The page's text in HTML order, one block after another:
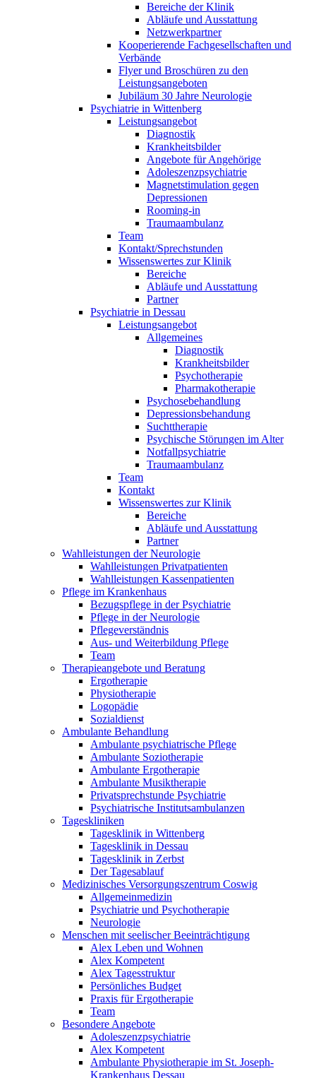
Bereiche der Klinik
Abläufe und Ausstattung
Netzwerkpartner
Kooperierende Fachgesellschaften und
Verbände
Flyer und Broschüren zu den
Leistungsangeboten
Jubiläum 30 Jahre Neurologie
Psychiatrie in Wittenberg
Leistungsangebot
Diagnostik
Krankheitsbilder
Angebote für Angehörige
Adoleszenzpsychiatrie
Magnetstimulation gegen
Depressionen
Rooming-in
Traumaambulanz
Team
Kontakt/Sprechstunden
Wissenswertes zur Klinik
Bereiche
Abläufe und Ausstattung
Partner
Psychiatrie in Dessau
Leistungsangebot
Allgemeines
Diagnostik
Krankheitsbilder
Psychotherapie
Pharmakotherapie
Psychosebehandlung
Depressionsbehandung
Suchttherapie
Psychische Störungen im Alter
Notfallpsychiatrie
Traumaambulanz
Team
Kontakt
Wissenswertes zur Klinik
Bereiche
Abläufe und Ausstattung
Partner
Wahlleistungen der Neurologie
Wahlleistungen Privatpatienten
Wahlleistungen Kassenpatienten
Pflege im Krankenhaus
Bezugspflege in der Psychiatrie
Pflege in der Neurologie
Pflegeverständnis
Aus- und Weiterbildung Pflege
Team
Therapieangebote und Beratung
Ergotherapie
Physiotherapie
Logopädie
Sozialdienst
Ambulante Behandlung
Ambulante psychiatrische Pflege
Ambulante Soziotherapie
Ambulante Ergotherapie
Ambulante Musiktherapie
Privatsprechstunde Psychiatrie
Psychiatrische Institutsambulanzen
Tageskliniken
Tagesklinik in Wittenberg
Tagesklinik in Dessau
Tagesklinik in Zerbst
Der Tagesablauf
Medizinisches Versorgungszentrum Coswig
Allgemeinmedizin
Psychiatrie und Psychotherapie
Neurologie
Menschen mit seelischer Beeinträchtigung
Alex Leben und Wohnen
Alex Kompetent
Alex Tagesstruktur
Persönliches Budget
Praxis für Ergotherapie
Team
Besondere Angebote
Adoleszenzpsychiatrie
Alex Kompetent
Ambulante Physiotherapie im St. Joseph-
Krankenhaus Dessau